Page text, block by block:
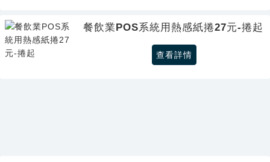
餐飲業POS系統用熱感紙捲27元-捲起
查看詳情